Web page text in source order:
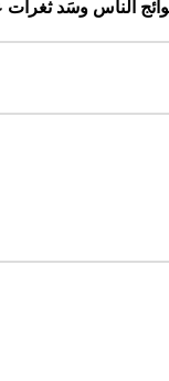
الناس وسَد